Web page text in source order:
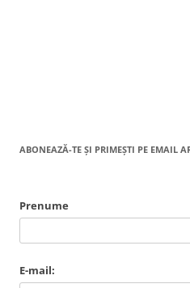
ABONEAZĂ-TE ȘI PRIMEȘTI PE EMAIL
Prenume
E-mail: